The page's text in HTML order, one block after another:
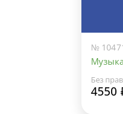
№
Без
4550